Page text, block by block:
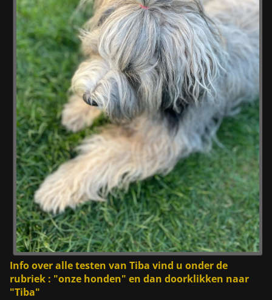
Info over alle testen van Tiba vind u onder de
rubriek : "onze honden" en dan doorklikken naar
"Tiba"